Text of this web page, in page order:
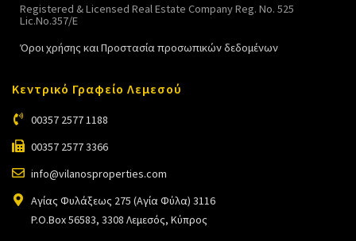
Registered & Licensed Real Estate Company Reg. No. 525
Lic.No.357/E
Όροι χρήσης και Προστασία προσωπικών δεδομένων
Κεντρικό Γραφείο Λεμεσού
00357 2577 1188
00357 2577 3366
info@vilanosproperties.com
Αγίας Φυλάξεως 275 (Αγία Φύλα) 3116
P.O.Box 56583, 3308 Λεμεσός, Κύπρος